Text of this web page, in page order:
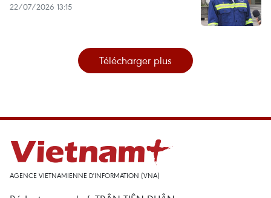
22/07/2026 13:15
Télécharger plus
AGENCE VIETNAMIENNE D'INFORMATION (VNA)